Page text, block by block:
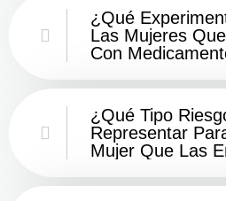
¿Qué
Las Mujeres
Con
¿Qué Tipo
Representar
Mujer Que Las